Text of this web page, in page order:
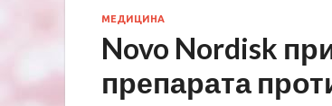
МЕДИЦИНА
Novo Nordisk
препарата